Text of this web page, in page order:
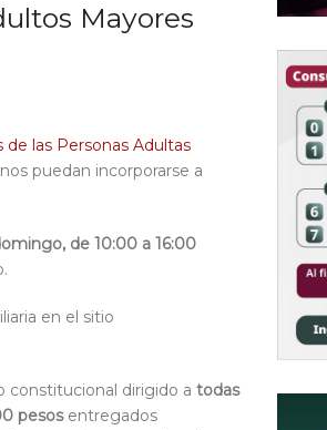
Mayores
de las Personas Adultas
puedan incorporarse a
de 10:00 a 16:00
en el sitio
constitucional dirigido a todas
pesosentregados